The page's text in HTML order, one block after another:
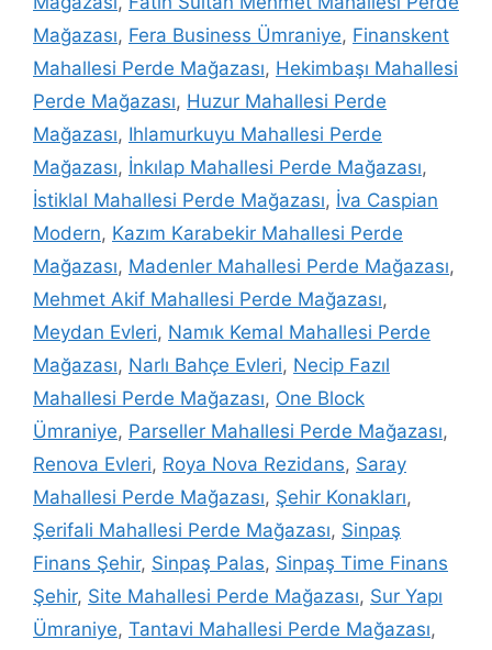
Mağazası, Fera Business Ümraniye, Finanskent
Mahallesi Perde Mağazası, Hekimbaşı Mahallesi
Perde Mağazası, Huzur Mahallesi Perde
Mağazası, Ihlamurkuyu Mahallesi Perde
Mağazası, İnkılap Mahallesi Perde Mağazası,
İstiklal Mahallesi Perde Mağazası, İva Caspian
Modern, Kazım Karabekir Mahallesi Perde
Mağazası, Madenler Mahallesi Perde Mağazası,
Mehmet Akif Mahallesi Perde Mağazası,
Meydan Evleri, Namık Kemal Mahallesi Perde
Mağazası, Narlı Bahçe Evleri, Necip Fazıl
Mahallesi Perde Mağazası, One Block
Ümraniye, Parseller Mahallesi Perde Mağazası,
Renova Evleri, Roya Nova Rezidans, Saray
Mahallesi Perde Mağazası, Şehir Konakları,
Şerifali Mahallesi Perde Mağazası, Sinpaş
Finans Şehir, Sinpaş Palas, Sinpaş Time Finans
Şehir, Site Mahallesi Perde Mağazası, Sur Yapı
Ümraniye, Tantavi Mahallesi Perde Mağazası,